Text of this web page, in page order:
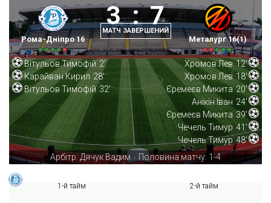
Рома-Дніпро 16
3 : 7
МАТЧ ЗАВЕРШЕНИЙ
Металург 16(1)
Вітульов Тимофій 2'
Карайван Кирил 28'
Вітульов Тимофій 32'
Хромов Лев 12'
Хромов Лев 18'
Єремеєв Микита 20'
Анікін Іван 24'
Єремеєв Микита 39'
Чечель Тимур 41'
Чечель Тимур 48'
Арбітр: Дячук Вадим
| Половина матчу: 1-4
1-й тайм 2-й тайм